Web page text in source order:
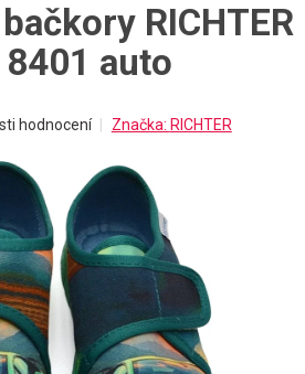
RICHTER
auto
hodnocení Značka: RICHTER